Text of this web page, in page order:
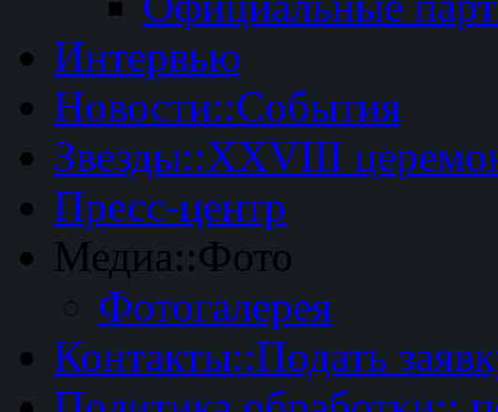
Интервью
Новости::События
Звезды::XXVIII
Пресс-центр
Медиа::Фото
Фотогалерея
Контакты::Подать